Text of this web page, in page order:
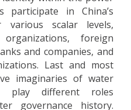
participate in China’s
various scalar levels,
foreign
and companies, and
Last and most
imaginaries of water
play different roles
governance history.